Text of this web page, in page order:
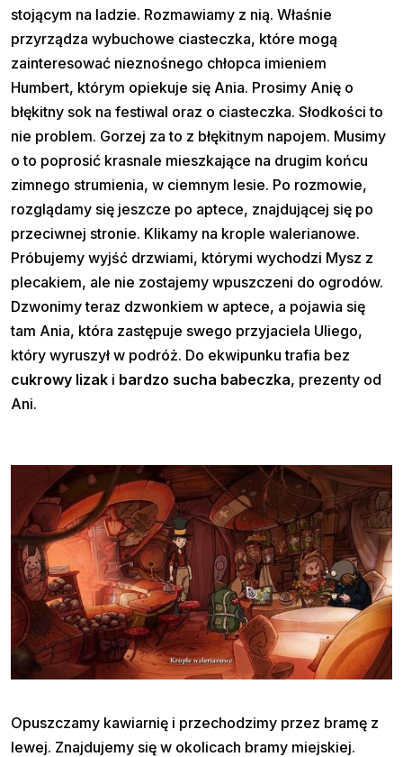
stojącym na ladzie. Rozmawiamy z nią. Właśnie
przyrządza wybuchowe ciasteczka, które mogą
zainteresować nieznośnego chłopca imieniem
Humbert, którym opiekuje się Ania. Prosimy Anię o
błękitny sok na festiwal oraz o ciasteczka. Słodkości to
nie problem. Gorzej za to z błękitnym napojem. Musimy
o to poprosić krasnale mieszkające na drugim końcu
zimnego strumienia, w ciemnym lesie. Po rozmowie,
rozglądamy się jeszcze po aptece, znajdującej się po
przeciwnej stronie. Klikamy na krople walerianowe.
Próbujemy wyjść drzwiami, którymi wychodzi Mysz z
plecakiem, ale nie zostajemy wpuszczeni do ogrodów.
Dzwonimy teraz dzwonkiem w aptece, a pojawia się
tam Ania, która zastępuje swego przyjaciela Uliego,
który wyruszył w podróż. Do ekwipunku trafia bez
cukrowy lizak i bardzo sucha babeczka, prezenty od
Ani.
Opuszczamy kawiarnię i przechodzimy przez bramę z
lewej. Znajdujemy się w okolicach bramy miejskiej.